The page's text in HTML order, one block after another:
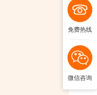
免费热线
微信咨询